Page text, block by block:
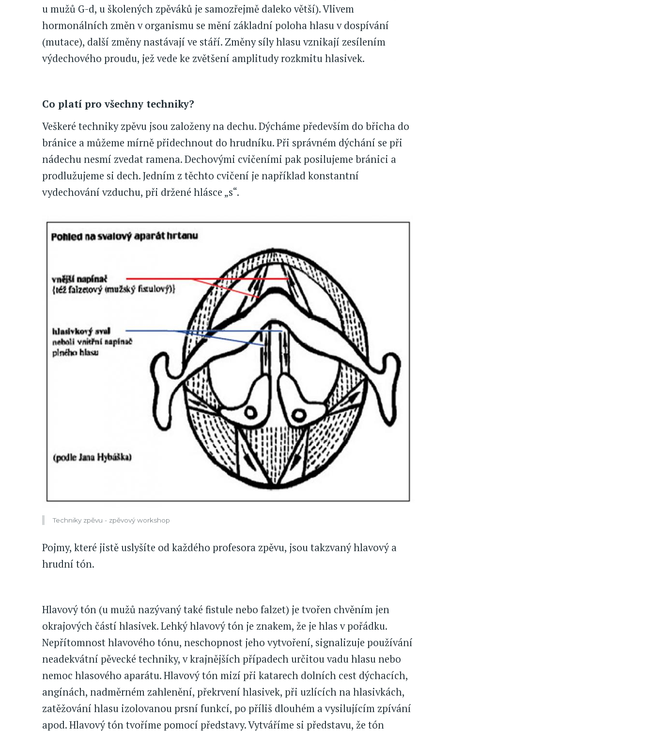
u mužů G-d, u školených zpěváků je samozřejmě daleko větší). Vlivem
hormonálních změn v organismu se mění základní poloha hlasu v dospívání
(mutace), další změny nastávají ve stáří. Změny síly hlasu vznikají zesílením
výdechového proudu, jež vede ke zvětšení amplitudy rozkmitu hlasivek.
Co platí pro všechny techniky?
Veškeré techniky zpěvu jsou založeny na dechu. Dýcháme především do břicha do
bránice a můžeme mírně přidechnout do hrudníku. Při správném dýchání se při
nádechu nesmí zvedat ramena. Dechovými cvičeními pak posilujeme bránici a
prodlužujeme si dech. Jedním z těchto cvičení je například konstantní
vydechování vzduchu, při držené hlásce „s“.
Techniky zpěvu - zpěvový workshop
Pojmy, které jistě uslyšíte od každého profesora zpěvu, jsou takzvaný hlavový a
hrudní tón.
Hlavový tón (u mužů nazývaný také fistule nebo falzet) je tvořen chvěním jen
okrajových částí hlasivek. Lehký hlavový tón je znakem, že je hlas v pořádku.
Nepřítomnost hlavového tónu, neschopnost jeho vytvoření, signalizuje používání
neadekvátní pěvecké techniky, v krajnějších případech určitou vadu hlasu nebo
nemoc hlasového aparátu. Hlavový tón mizí při katarech dolních cest dýchacích,
angínách, nadměrném zahlenění, překrvení hlasivek, při uzlících na hlasivkách,
zatěžování hlasu izolovanou prsní funkcí, po příliš dlouhém a vysilujícím zpívání
apod. Hlavový tón tvoříme pomocí představy. Vytváříme si představu, že tón